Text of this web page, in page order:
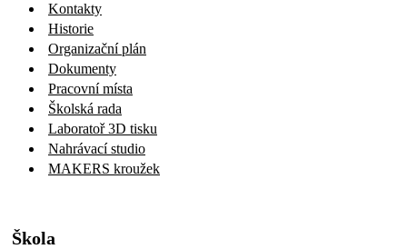
Kontakty
Historie
Organizační plán
Dokumenty
Pracovní místa
Školská rada
Laboratoř 3D tisku
Nahrávací studio
MAKERS kroužek
Škola